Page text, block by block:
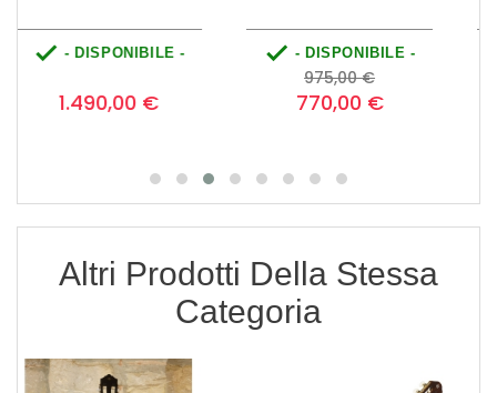
- DISPONIBILE -
base
770,00 €
- DISPONIBILE -
Prezzo
base
59,00 €
49,00 €
Altri Prodotti Della Stessa
Categoria